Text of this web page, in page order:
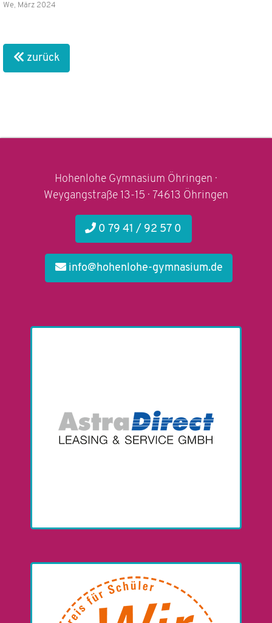
We, März 2024
zurück
Hohenlohe Gymnasium Öhringen ·
Weygangstraße 13-15 · 74613 Öhringen
0 79 41 / 92 57 0
info@hohenlohe-gymnasium.de